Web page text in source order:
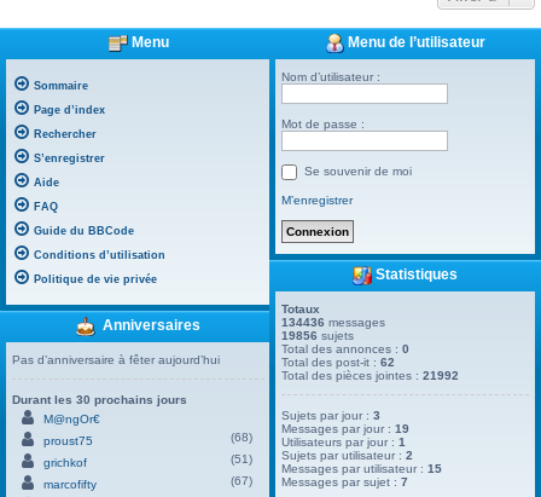
Menu
Sommaire
Page d’index
Rechercher
S’enregistrer
Aide
FAQ
Guide du BBCode
Conditions d’utilisation
Politique de vie privée
Anniversaires
Pas d’anniversaire à fêter aujourd’hui
Durant les 30 prochains jours
M@ngOr€
proust75
(68)
grichkof
(51)
marcofifty
(67)
Menu de l’utilisateur
Nom d’utilisateur :
Mot de passe :
Se souvenir de moi
M’enregistrer
Statistiques
Totaux
134436 messages
19856 sujets
Total des annonces :0
Total des post-it :62
Total des pièces jointes :21992
Sujets par jour :3
Messages par jour :19
Utilisateurs par jour :1
Sujets par utilisateur :2
Messages par utilisateur :15
Messages par sujet :7